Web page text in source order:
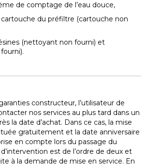
de comptage de l’eau douce,
du préfiltre (cartouche non
(nettoyant non fourni) et
constructeur, l’utilisateur de
nos services au plus tard dans un
la date d’achat. Dans ce cas, la mise
gratuitement et la date anniversaire
en compte lors du passage du
est de l’ordre de deux et
à la demande de mise en service. En